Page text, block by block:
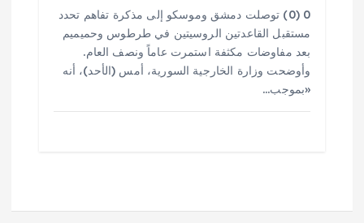
0 (0) توصلت دمشق وموسكو إلى مذكرة تفاهم تحدد ​
مستقبل القاعدتين الروسيتين في طرطوس وحميميم
بعد مفاوضات مكثفة استمرت عاماً ونصف العام.
وأوضحت وزارة الخارجية السورية، أمس (الأحد)، أنه
«بموجب…